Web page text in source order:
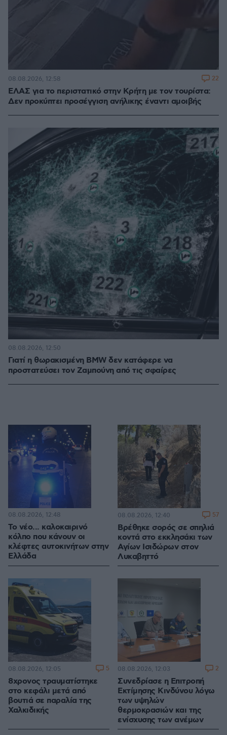
ΕΛΑΣ για το περιστατικό στην Κρήτη με τον τουρίστα:
Δεν προκύπτει προσέγγιση ανήλικης έναντι αμοιβής
08.08.2026, 12:58 22
Γιατί η θωρακισμένη BMW δεν κατάφερε να
προστατεύσει τον Ζαμπούνη από τις σφαίρες
08.08.2026, 12:50
Το νέο... καλοκαιρινό
κόλπο που κάνουν οι
κλέφτες αυτοκινήτων στην
Ελλάδα
08.08.2026, 12:48
Βρέθηκε σορός σε σπηλιά
κοντά στο εκκλησάκι των
Αγίων Ισιδώρων στον
Λυκαβηττό
08.08.2026, 12:40 57
8χρονος τραυματίστηκε
στο κεφάλι μετά από
βουτιά σε παραλία της
Χαλκιδικής
08.08.2026, 12:05 5
Συνεδρίασε η Επιτροπή
Εκτίμησης Κινδύνου λόγω
των υψηλών
θερμοκρασιών και της
ενίσχυσης των ανέμων
08.08.2026, 12:03 2